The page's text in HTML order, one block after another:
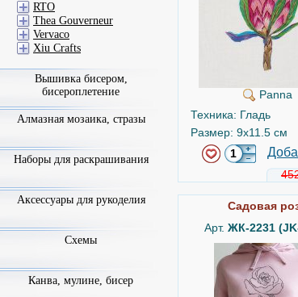
Panna
Техника: Гладь
Размер: 9x11.5 см
Садовая
Арт. ЖК-2231
RTO
Thea Gouverneur
Vervaco
Xiu Crafts
Вышивка бисером,
бисероплетение
Алмазная мозаика, стразы
Наборы для раскрашивания
Аксессуары для рукоделия
Схемы
Канва, мулине, бисер